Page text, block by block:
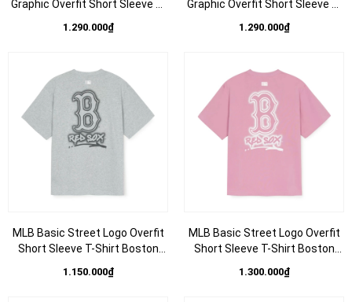
Graphic Overfit Short Sleeve T-
- Áo thun cổ tròn tay lỡ màu
1.290.000₫
Graphic Overfit Short Sleeve T-
Áo thun cổ tròn tay lỡ màu đen
1.290.000₫
MLB Basic Street Logo Overfit
Short Sleeve T-Shirt Boston
tay lỡ màu xám
1.150.000₫
MLB Basic Street Logo Overfit
Short Sleeve T-Shirt Boston
tay lỡ màu hồng
1.300.000₫